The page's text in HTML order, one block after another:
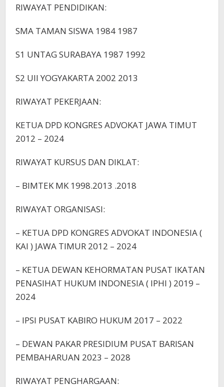
RIWAYAT PENDIDIKAN:
SMA TAMAN SISWA 1984 1987
S1 UNTAG SURABAYA 1987 1992
S2 UII YOGYAKARTA 2002 2013
RIWAYAT PEKERJAAN:
KETUA DPD KONGRES ADVOKAT JAWA TIMUT
2012 – 2024
RIWAYAT KURSUS DAN DIKLAT:
– BIMTEK MK 1998.2013 .2018
RIWAYAT ORGANISASI:
– KETUA DPD KONGRES ADVOKAT INDONESIA (
KAI ) JAWA TIMUR 2012 – 2024
– KETUA DEWAN KEHORMATAN PUSAT IKATAN
PENASIHAT HUKUM INDONESIA ( IPHI ) 2019 –
2024
– IPSI PUSAT KABIRO HUKUM 2017 – 2022
– DEWAN PAKAR PRESIDIUM PUSAT BARISAN
PEMBAHARUAN 2023 – 2028
RIWAYAT PENGHARGAAN: